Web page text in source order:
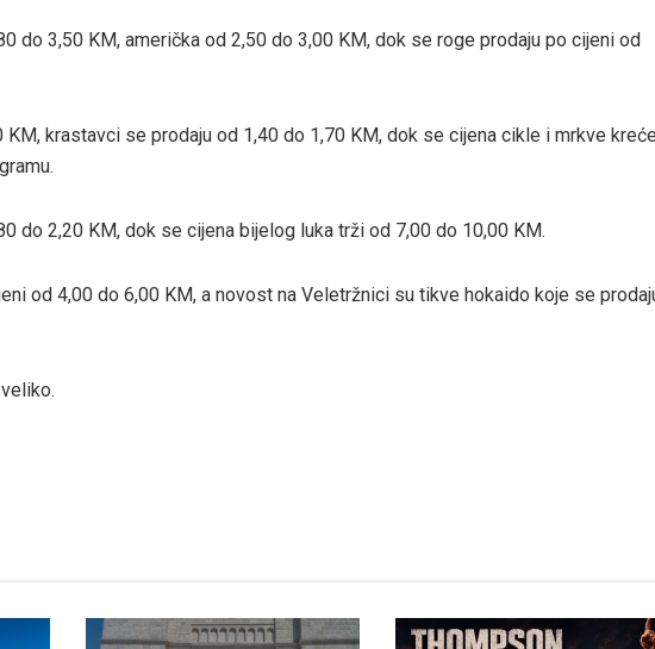
do 3,50 KM, američka od 2,50 do 3,00 KM, dok se roge prodaju po cijeni od
krastavci se prodaju od 1,40 do 1,70 KM, dok se cijena cikle i mrkve kreće
do 2,20 KM, dok se cijena bijelog luka trži od 7,00 do 10,00 KM.
od 4,00 do 6,00 KM, a novost na Veletržnici su tikve hokaido koje se